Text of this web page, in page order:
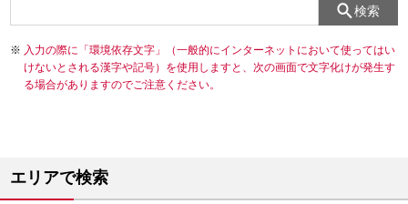
検索
入力の際に「環境依存文字」（一般的にインターネットにおいて使ってはい
けないとされる漢字や記号）を使用しますと、次の画面で文字化けが発生す
る場合がありますのでご注意ください。
エリアで検索